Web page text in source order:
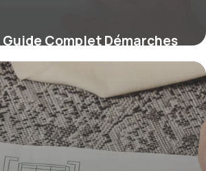
Complet Démarches